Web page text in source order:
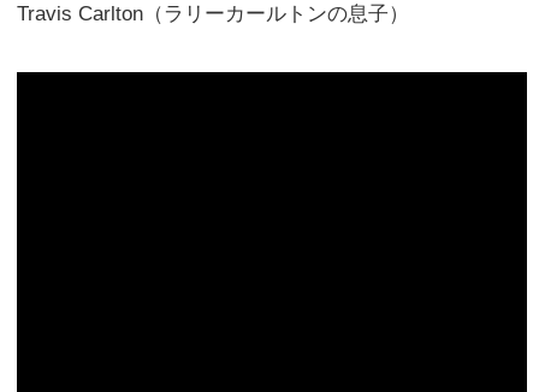
Travis Carlton（ラリーカールトンの息子）